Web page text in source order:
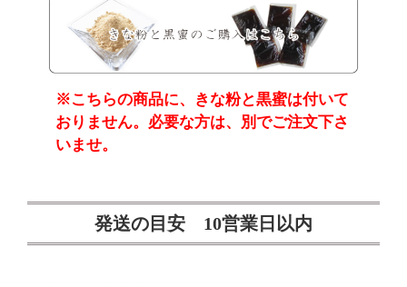
※こちらの商品に、きな粉と黒蜜は付いて
おりません。必要な方は、別でご注文下さ
いませ。
発送の目安 10営業日以内